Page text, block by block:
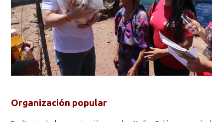
Organización popular